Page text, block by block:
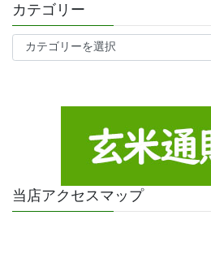
カテゴリー
テ
当店アクセスマップ